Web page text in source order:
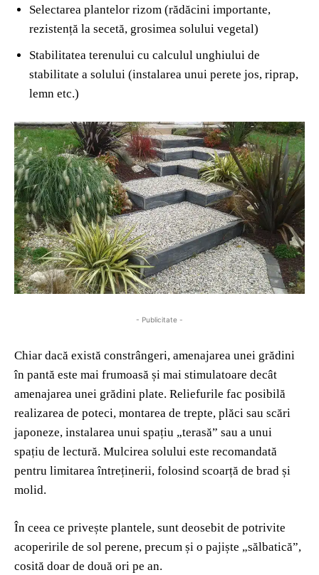
Selectarea plantelor rizom (rădăcini importante,
rezistență la secetă, grosimea solului vegetal)
Stabilitatea terenului cu calculul unghiului de
stabilitate a solului (instalarea unui perete jos, riprap,
lemn etc.)
- Publicitate -
Chiar dacă există constrângeri, amenajarea unei grădini
în pantă este mai frumoasă și mai stimulatoare decât
amenajarea unei grădini plate. Reliefurile fac posibilă
realizarea de poteci, montarea de trepte, plăci sau scări
japoneze, instalarea unui spațiu „terasă” sau a unui
spațiu de lectură. Mulcirea solului este recomandată
pentru limitarea întreținerii, folosind scoarță de brad și
molid.
În ceea ce privește plantele, sunt deosebit de potrivite
acoperirile de sol perene, precum și o pajiște „sălbatică”,
cosită doar de două ori pe an.